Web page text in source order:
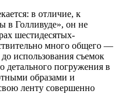
в отличие, к
в Голливуде», он не
шестидесятых-
много общего —
использования съемок
детального погружения в
образами и
ленту совершенно